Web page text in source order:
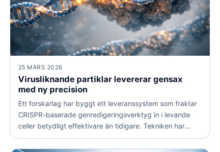
25 MARS 2026
Virusliknande partiklar levererar gensax
med ny precision
Ett forskarlag har byggt ett leveranssystem som fraktar
CRISPR-baserade genredigeringsverktyg in i levande
celler betydligt effektivare än tidigare. Tekniken har
redan återställt synen hos blinda möss.